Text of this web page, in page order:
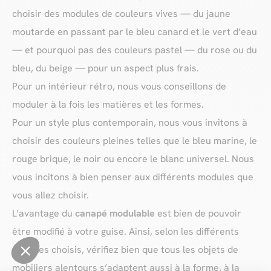
choisir des modules de couleurs vives — du jaune
moutarde en passant par le bleu canard et le vert d’eau
— et pourquoi pas des couleurs pastel — du rose ou du
bleu, du beige — pour un aspect plus frais.
Pour un intérieur rétro, nous vous conseillons de
moduler à la fois les matières et les formes.
Pour un style plus contemporain, nous vous invitons à
choisir des couleurs pleines telles que le bleu marine, le
rouge brique, le noir ou encore le blanc universel. Nous
vous incitons à bien penser aux différents modules que
vous allez choisir.
L’avantage du canapé modulable est bien de pouvoir
être modifié à votre guise. Ainsi, selon les différents
modules choisis, vérifiez bien que tous les objets de
mobiliers alentours s’adaptent aussi à la forme, à la